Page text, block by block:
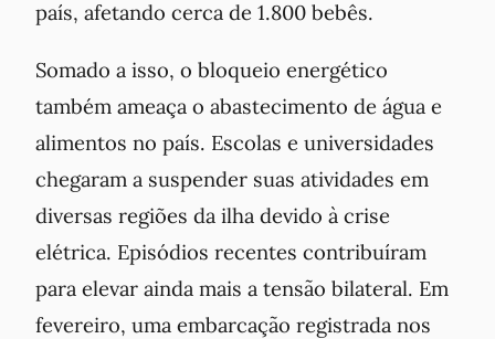
país, afetando cerca de 1.800 bebês.
Somado a isso, o bloqueio energético
também ameaça o abastecimento de água e
alimentos no país. Escolas e universidades
chegaram a suspender suas atividades em
diversas regiões da ilha devido à crise
elétrica. Episódios recentes contribuíram
para elevar ainda mais a tensão bilateral. Em
fevereiro, uma embarcação registrada nos